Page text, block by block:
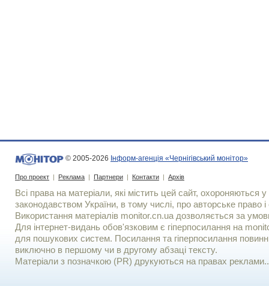
© 2005-2026 Інформ-агенція «Чернігівський монітор»
Про проект | Реклама | Партнери | Контакти | Архів
Всі права на матеріали, які містить цей сайт, охороняються у
законодавством України, в тому числі, про авторське право і
Використання матерiалiв monitor.cn.ua дозволяється за
Для iнтернет-видань обов'язковим є гiперпосилання на
для пошукових систем. Посилання та гіперпосилання
виключно в першому чи в другому абзаці тексту.
Матеріали з позначкою (PR) друкуються на правах реклами..